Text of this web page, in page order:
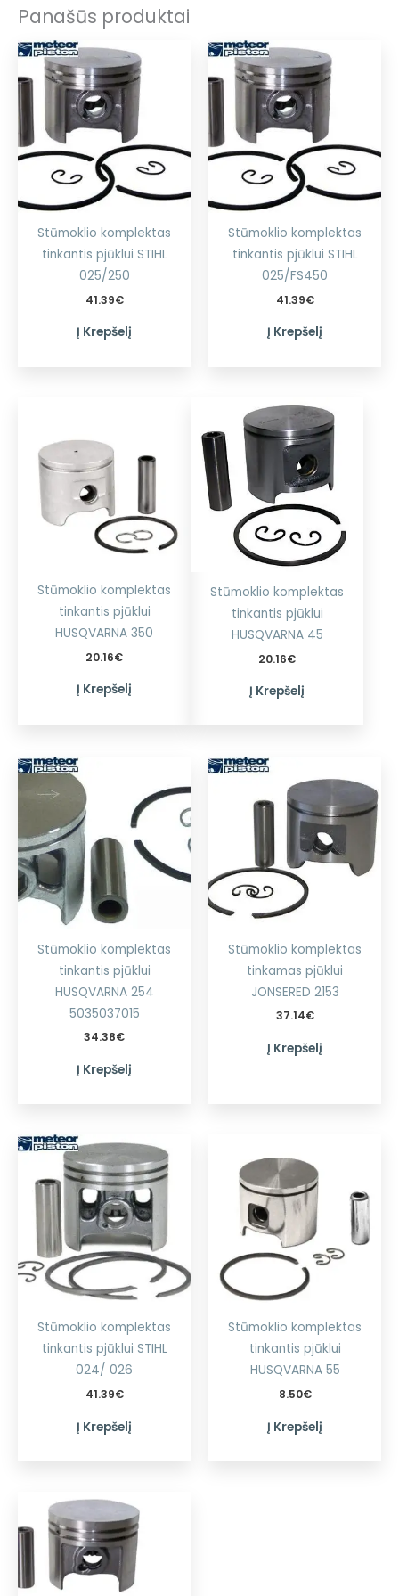
Panašūs produktai
Stūmoklio komplektas
tinkantis pjūklui STIHL
025/250
41.39€
Į Krepšelį
Stūmoklio komplektas
tinkantis pjūklui STIHL
025/FS450
41.39€
Į Krepšelį
Stūmoklio komplektas
tinkantis pjūklui
HUSQVARNA 350
20.16€
Į Krepšelį
Stūmoklio komplektas
tinkantis pjūklui
HUSQVARNA 45
20.16€
Į Krepšelį
Stūmoklio komplektas
tinkantis pjūklui
HUSQVARNA 254
5035037015
34.38€
Į Krepšelį
Stūmoklio komplektas
tinkamas pjūklui
JONSERED 2153
37.14€
Į Krepšelį
Stūmoklio komplektas
tinkantis pjūklui STIHL
024/ 026
41.39€
Į Krepšelį
Stūmoklio komplektas
tinkantis pjūklui
HUSQVARNA 55
8.50€
Į Krepšelį